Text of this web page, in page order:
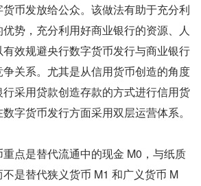
币发放给公众。该做法有助于充分利
势，充分利用好商业银行的资源、人
效规避央行数字货币发行与商业银行
关系。尤其是从信用货币创造的角度
采用贷款创造存款的方式进行信用货
字货币发行方面采用双层运营体系。
点是替代流通中的现金 M0，与纸质
是替代狭义货币 M1 和广义货币 M